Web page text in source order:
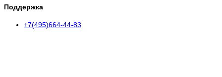
Поддержка
+7(495)664-44-83